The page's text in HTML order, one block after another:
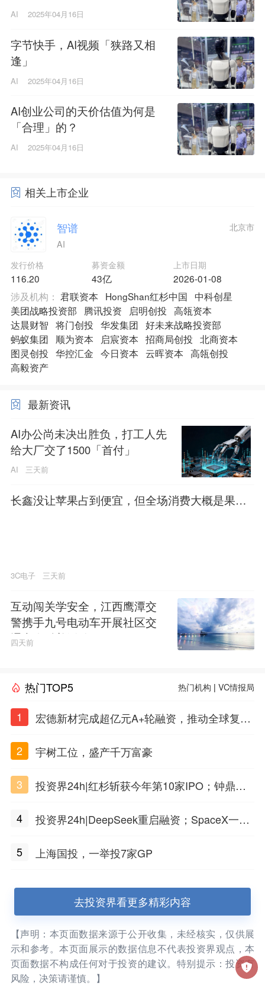
AI 2025年04月16日
字节快手，AI视频「狭路又相
逢」
AI 2025年04月16日
AI创业公司的天价估值为何是
「合理」的？
AI 2025年04月16日
相关上市企业
智谱
AI
北京市
发行价格
116.20
募资金额
43亿
上市日期
2026-01-08
涉及机构： 君联资本 HongShan红杉中国
中科创星
美团战略投资部
腾讯投资 启明创投 高瓴资本
达晨财智 将门创投 华发集团 好未来战略投资部
蚂蚁集团
顺为资本 启宸资本 招商局创投 北商资本
图灵创投 华控汇金 今日资本 云晖资本 高瓴创投
高毅资产
最新资讯
AI办公尚未决出胜负，打工人先
给大厂交了1500「首付」
AI 三天前
长鑫没让苹果占到便宜，但全场消费大概是果粉
3C电子 三天前
互动闯关学安全，江西鹰潭交
警携手九号电动车开展社区交
通安全科普活动
四天前
热门TOP5 热门机构 |VC情报局
1
宏德新材完成超亿元A+轮融资，推动全球复合
2
宇树工位，盛产千万富豪
3
投资界24h|红杉斩获今年第10家IPO；钟鼎投
水
4
投资界24h|DeepSeek重启融资；SpaceX一夜
5
上海国投，一举投7家GP
去投资界看更多精彩内容
【声明：本页面数据来源于公开收集，未经核实，仅供展
示和参考。本页面展示的数据信息不代表投资界观点，本
页面数据不构成任何对于投资的建议。特别提示：投资有
风险，决策请谨慎。】